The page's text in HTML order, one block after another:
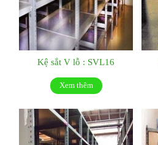
Kệ sắt V lỗ : SVL16
Xem thêm